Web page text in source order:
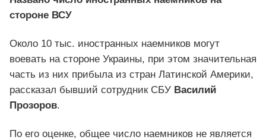
стороне ВСУ
Около 10 тыс. иностранных наемников могут
воевать на стороне Украины, при этом значительная
часть из них прибыла из стран Латинской Америки,
рассказал бывший сотрудник СБУ Василий
Прозоров.
По его оценке, общее число наемников не является